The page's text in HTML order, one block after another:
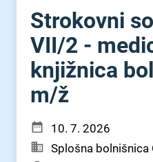
Strokovni
VII⁠/⁠2 -
knjižnica
m⁠/⁠ž
10. 7. 2026
Splošna bolnišnica